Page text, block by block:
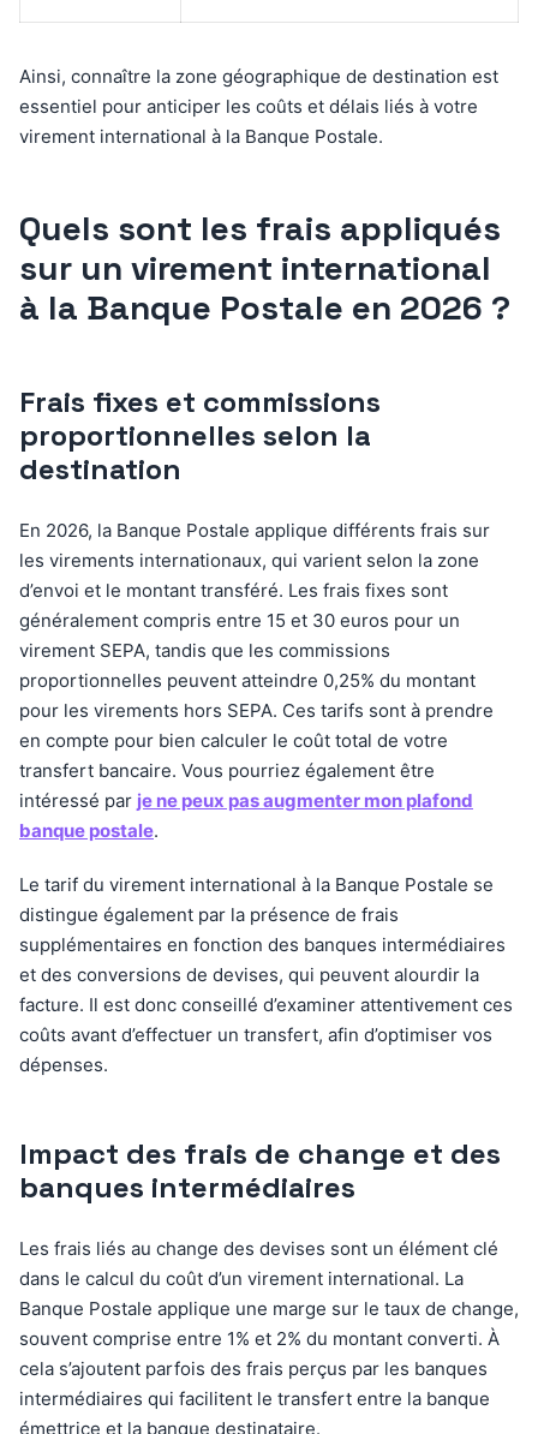
Ainsi, connaître la zone géographique de destination est
essentiel pour anticiper les coûts et délais liés à votre
virement international à la Banque Postale.
Quels sont les frais appliqués
sur un virement international
à la Banque Postale en 2026 ?
Frais fixes et commissions
proportionnelles selon la
destination
En 2026, la Banque Postale applique différents frais sur
les virements internationaux, qui varient selon la zone
d’envoi et le montant transféré. Les frais fixes sont
généralement compris entre 15 et 30 euros pour un
virement SEPA, tandis que les commissions
proportionnelles peuvent atteindre 0,25% du montant
pour les virements hors SEPA. Ces tarifs sont à prendre
en compte pour bien calculer le coût total de votre
transfert bancaire. Vous pourriez également être
intéressé par je ne peux pas augmenter mon plafond
banque postale.
Le tarif du virement international à la Banque Postale se
distingue également par la présence de frais
supplémentaires en fonction des banques intermédiaires
et des conversions de devises, qui peuvent alourdir la
facture. Il est donc conseillé d’examiner attentivement ces
coûts avant d’effectuer un transfert, afin d’optimiser vos
dépenses.
Impact des frais de change et des
banques intermédiaires
Les frais liés au change des devises sont un élément clé
dans le calcul du coût d’un virement international. La
Banque Postale applique une marge sur le taux de change,
souvent comprise entre 1% et 2% du montant converti. À
cela s’ajoutent parfois des frais perçus par les banques
intermédiaires qui facilitent le transfert entre la banque
émettrice et la banque destinataire.